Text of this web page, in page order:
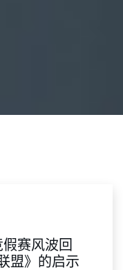
赛风波回
盟》的启示